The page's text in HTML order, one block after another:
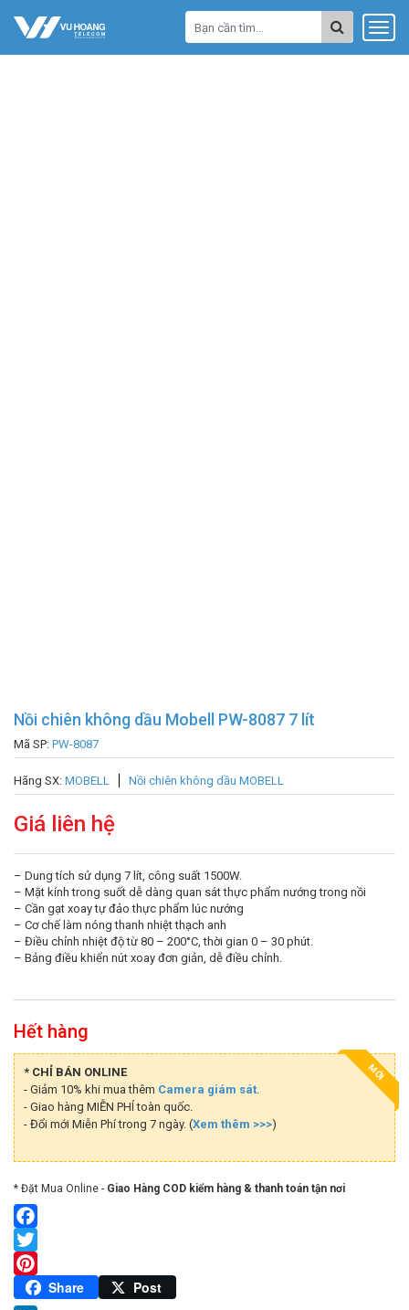
Nồi chiên không dầu Mobell PW-8087 7 lít
Mã SP: PW-8087
Hãng SX: MOBELL Nồi chiên không dầu MOBELL
Giá liên hệ
– Dung tích sử dụng 7 lít, công suất 1500W.
– Mặt kính trong suốt dễ dàng quan sát thực phẩm nướng trong nồi
– Cần gạt xoay tự đảo thực phẩm lúc nướng
– Cơ chế làm nóng thanh nhiệt thạch anh
– Điều chỉnh nhiệt độ từ 80 – 200°C, thời gian 0 – 30 phút.
– Bảng điều khiển nút xoay đơn giản, dễ điều chỉnh.
Hết hàng
MỚI
* CHỈ BÁN ONLINE
- Giảm 10% khi mua thêm Camera giám sát.
- Giao hàng MIỄN PHÍ toàn quốc.
- Đổi mới Miễn Phí trong 7 ngày. (Xem thêm >>>)
* Đặt Mua Online - Giao Hàng COD kiểm hàng & thanh toán tận nơi
Facebook
Twitter
Pinterest
Share Post